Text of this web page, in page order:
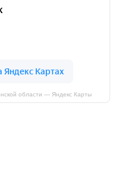
области — Яндекс Карты